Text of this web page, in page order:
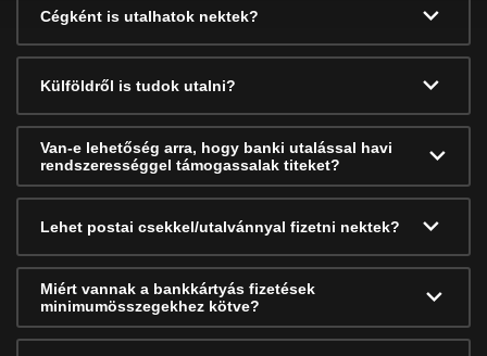
Cégként is utalhatok nektek?
Külföldről is tudok utalni?
Van-e lehetőség arra, hogy banki utalással havi
rendszerességgel támogassalak titeket?
Lehet postai csekkel/utalvánnyal fizetni nektek?
Miért vannak a bankkártyás fizetések
minimumösszegekhez kötve?